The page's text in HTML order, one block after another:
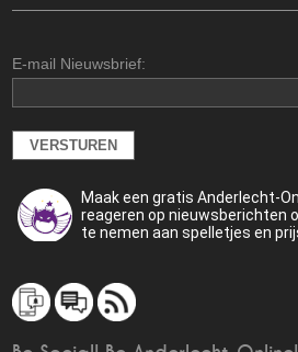
E-mail Nieuwsbrief:
Maak een gratis Anderlecht-
reageren op nieuwsberichten
te nemen aan spelletjes en